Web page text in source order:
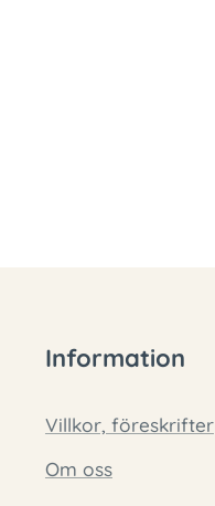
Information
Villkor, föreskrifter
Om oss